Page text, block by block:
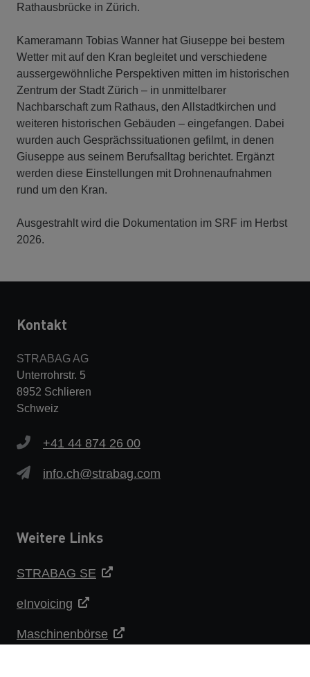
Rathausbrücke in Zürich.
Kameramann Tobias Wanner hat Giuseppe bei bestem
Wetter mit auf den Kran begleitet und verschiedene
aussergewöhnliche Perspektiven mitten im historischen
Zentrum der Stadt Zürich – in unmittelbarer
Nachbarschaft zum Rathaus, den Allstadtkirchen und
weiteren historischen Gebäuden – eingefangen. Dabei
wurden auch Gesprächssituationen gefilmt, in denen
Giuseppe aus seinem Berufsalltag berichtet. Ergänzt
werden diese Einstellungen mit Drohnenaufnahmen
rund um den Kran.
Ausgestrahlt wird die Dokumentation im SRF im Herbst
2026.
Kontakt
STRABAG AG
Unterrohrstr. 5
8952 Schlieren
Schweiz
+41 44 874 26 00
info.ch@strabag.com
Weitere Links
STRABAG SE
eInvoicing
Maschinenbörse